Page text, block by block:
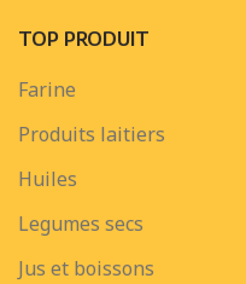
TOP PRODUIT
Farine
Produits laitiers
Huiles
Legumes secs
Jus et boissons